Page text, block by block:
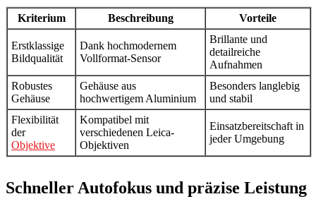
Kriterium Beschreibung Vorteile
Erstklassige
Bildqualität
Dank hochmodernem
Vollformat-Sensor
Brillante und
detailreiche
Aufnahmen
Robustes
Gehäuse
Gehäuse aus
hochwertigem Aluminium
Besonders langlebig
und stabil
Flexibilität
der
Objektive
Kompatibel mit
verschiedenen Leica-
Objektiven
Einsatzbereitschaft in
jeder Umgebung
Schneller Autofokus und präzise Leistung